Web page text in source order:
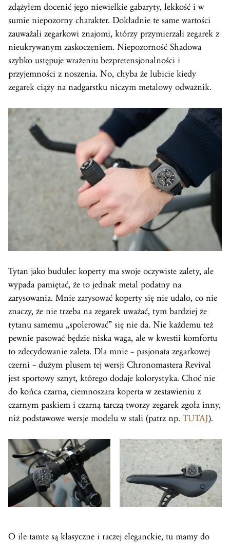
zdążyłem docenić jego niewielkie gabaryty, lekkość i w
sumie niepozorny charakter. Dokładnie te same wartości
zauważali zegarkowi znajomi, którzy przymierzali zegarek z
nieukrywanym zaskoczeniem. Niepozorność Shadowa
szybko ustępuje wrażeniu bezpretensjonalności i
przyjemności z noszenia. No, chyba że lubicie kiedy
zegarek ciąży na nadgarstku niczym metalowy odważnik.
Tytan jako budulec koperty ma swoje oczywiste zalety, ale
wypada pamiętać, że to jednak metal podatny na
zarysowania. Mnie zarysować koperty się nie udało, co nie
znaczy, że nie trzeba na zegarek uważać, tym bardziej że
tytanu samemu „spolerować” się nie da. Nie każdemu też
pewnie pasować będzie niska waga, ale w kwestii komfortu
to zdecydowanie zaleta. Dla mnie – pasjonata zegarkowej
czerni – dużym plusem tej wersji Chronomastera Revival
jest sportowy sznyt, którego dodaje kolorystyka. Choć nie
do końca czarna, ciemnoszara koperta w zestawieniu z
czarnym paskiem i czarną tarczą tworzy zegarek zgoła inny,
niż podstawowe wersje modelu w stali (patrz np. TUTAJ).
O ile tamte są klasyczne i raczej eleganckie, tu mamy do